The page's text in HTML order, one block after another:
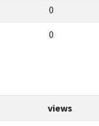
0
0
views